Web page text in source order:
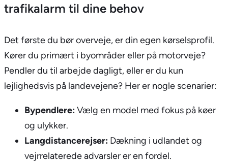
trafikalarm til dine behov
Det første du bør overveje, er din egen kørselsprofil.
Kører du primært i byområder eller på motorveje?
Pendler du til arbejde dagligt, eller er du kun
lejlighedsvis på landevejene? Her er nogle scenarier:
Bypendlere:Vælg en model med fokus på køer
og ulykker.
Langdistancerejser: Dækning i udlandet og
vejrrelaterede advarsler er en fordel.